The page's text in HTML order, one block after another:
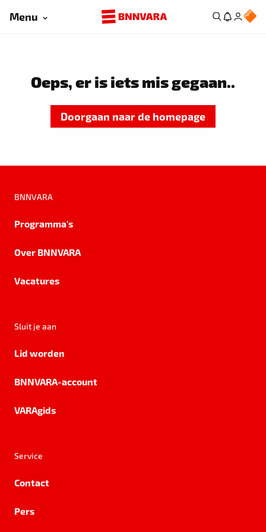
Menu
Oeps, er is iets mis gegaan..
Doorgaan naar de homepage
BNNVARA
Programma's
Over BNNVARA
Vacatures
Sluit je aan
Lid worden
BNNVARA-account
VARAgids
Service
Contact
Pers